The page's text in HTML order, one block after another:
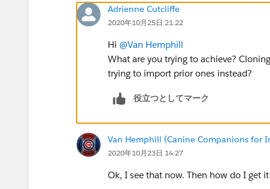
Adrienne Cutcliffe
2020年10月25日 21:22
Hi @Van Hemphill
What are you trying to achieve?
trying to import prior ones instead?
役立つとしてマーク
Van Hemphill (Canine Companions for
2020年10月23日 14:27
Ok, I see that now. Then how do I get